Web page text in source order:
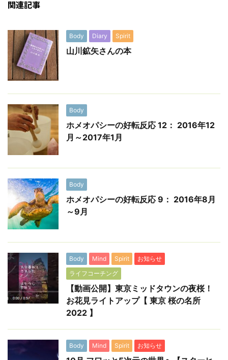
関連記事
Body Diary Spirit
山川鉱矢さんの本
Body
ホメオパシーの好転反応 12： 2016年12
月～2017年1月
Body
ホメオパシーの好転反応 9： 2016年8月
～9月
Body Mind Spirit
お知らせ
ライフコーチング
【動画公開】東京ミッドタウンの夜桜！
お花見ライトアップ【 東京 桜の名所
2022 】
Body Mind Spirit お知らせ